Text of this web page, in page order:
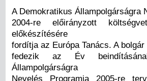
A Demokratikus Állampolgárságra
2004-re előirányzott
előkészítésére
fordítja az Európa Tanács. A
fedezik az Év
Állampolgárságra
Nevelés Programja 2005-re